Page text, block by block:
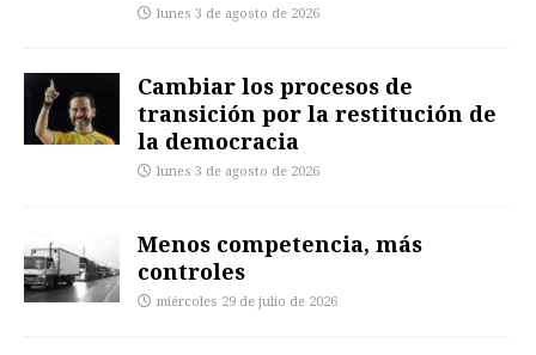
lunes 3 de agosto de 2026
Cambiar los procesos de
transición por la restitución de
la democracia
lunes 3 de agosto de 2026
Menos competencia, más
controles
miércoles 29 de julio de 2026